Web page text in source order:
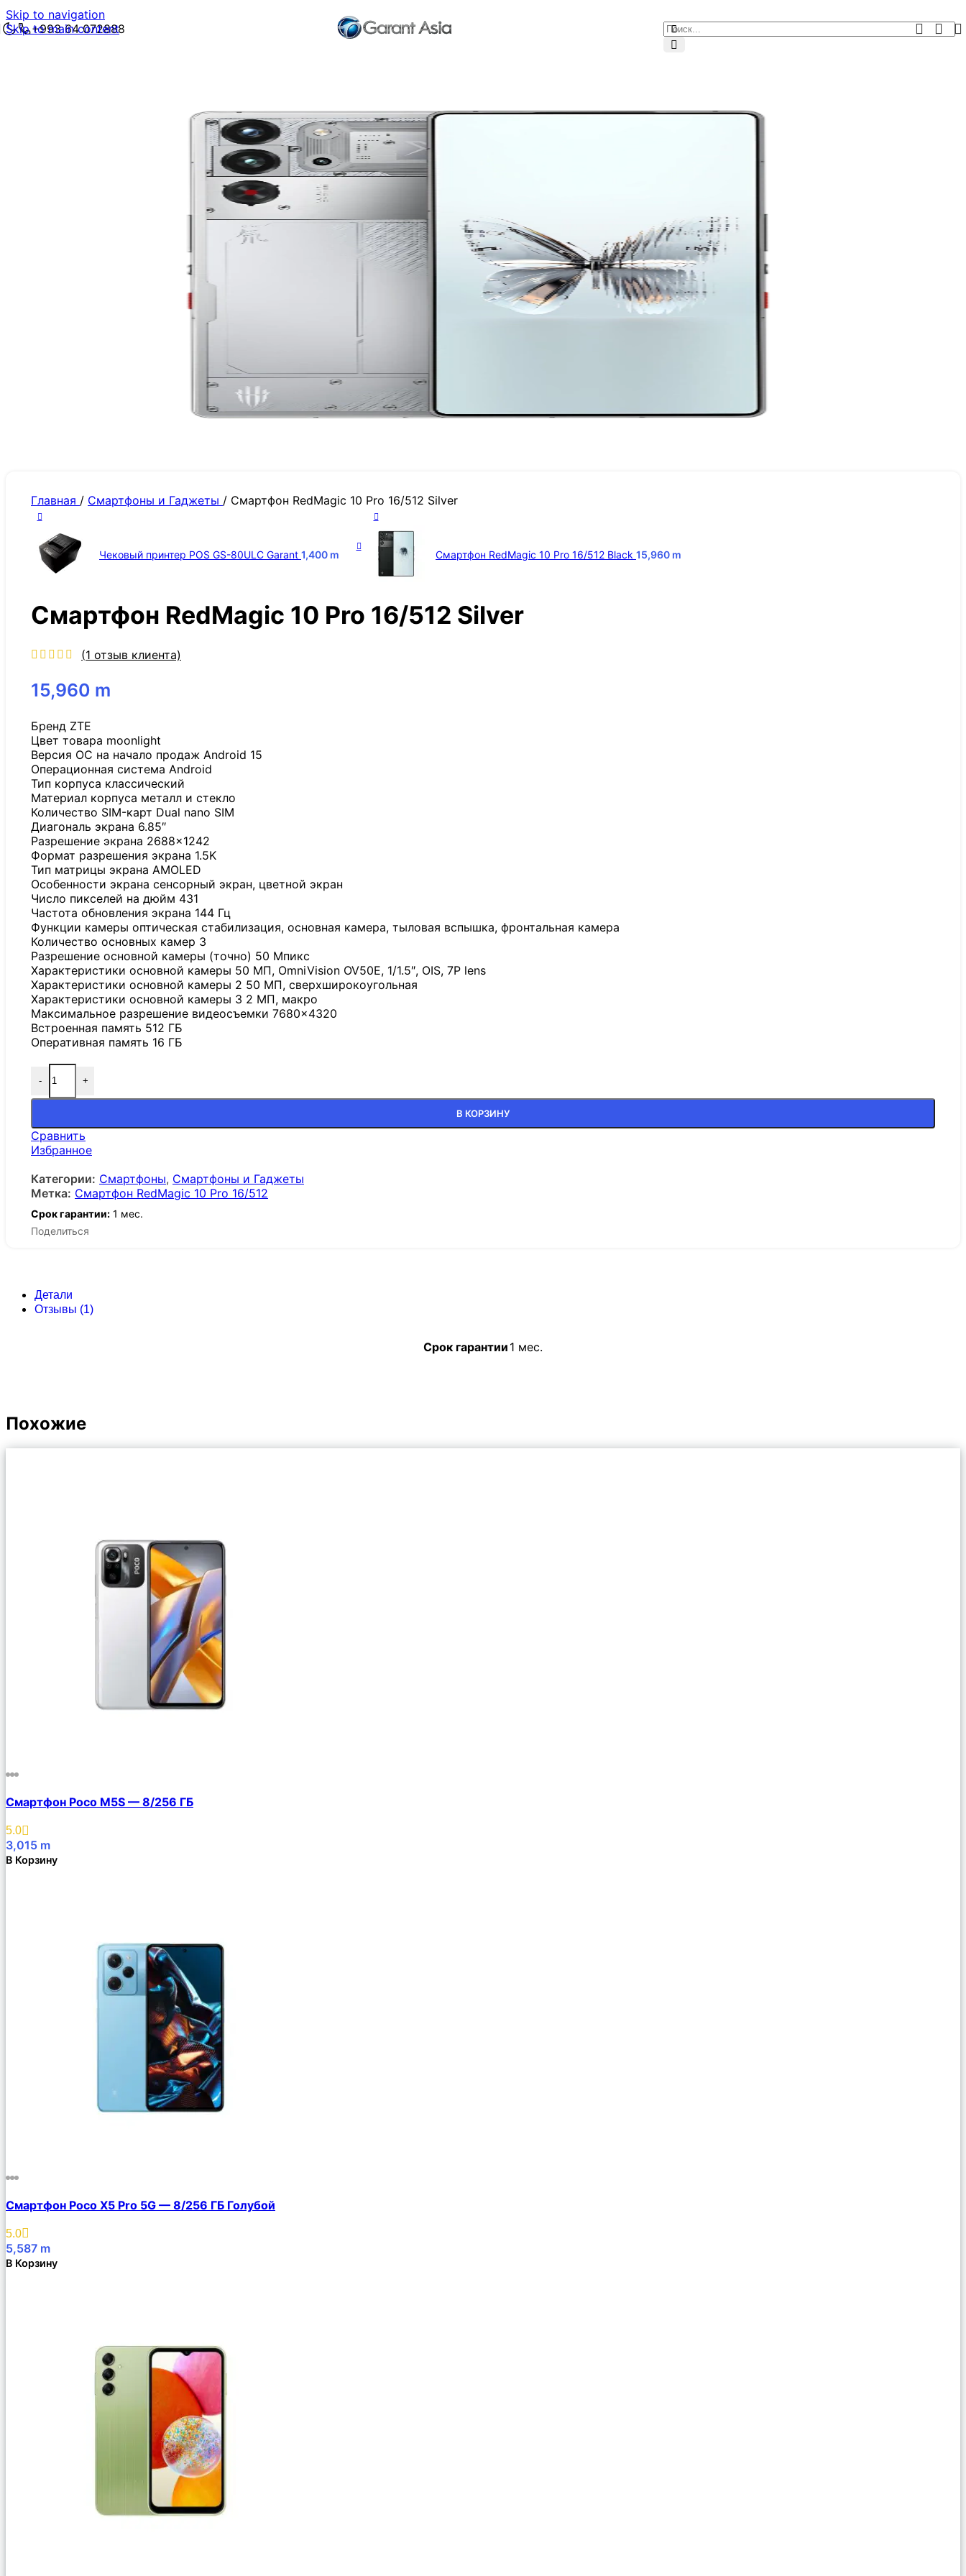
Skip to navigation
Skip to main content
+993 64 072888
Главная / Смартфоны и Гаджеты / Смартфон RedMagic 10 Pro 16/512 Silver
Чековый принтер POS GS-80ULC Garant 1,400 m Смартфон RedMagic 10 Pro 16/512 Black 15,960 m
Смартфон RedMagic 10 Pro 16/512 Silver
(1 отзыв клиента)
15,960 m
Бренд ZTE
Цвет товара moonlight
Версия ОС на начало продаж Android 15
Операционная система Android
Тип корпуса классический
Материал корпуса металл и стекло
Количество SIM-карт Dual nano SIM
Диагональ экрана 6.85″
Разрешение экрана 2688×1242
Формат разрешения экрана 1.5K
Тип матрицы экрана AMOLED
Особенности экрана сенсорный экран, цветной экран
Число пикселей на дюйм 431
Частота обновления экрана 144 Гц
Функции камеры оптическая стабилизация, основная камера, тыловая вспышка, фронтальная камера
Количество основных камер 3
Разрешение основной камеры (точно) 50 Мпикс
Характеристики основной камеры 50 МП, OmniVision OV50E, 1/1.5″, OIS, 7P lens
Характеристики основной камеры 2 50 МП, сверхширокоугольная
Характеристики основной камеры 3 2 МП, макро
Максимальное разрешение видеосъемки 7680×4320
Встроенная память 512 ГБ
Оперативная память 16 ГБ
- +
В КОРЗИНУ
Сравнить
Избранное
Категории: Смартфоны, Смартфоны и Гаджеты
Метка: Смартфон RedMagic 10 Pro 16/512
Срок гарантии: 1 мес.
Поделиться
Детали
Отзывы (1)
Срок гарантии 1 мес.
Похожие
Смартфон Poco M5S — 8/256 ГБ
5.0
3,015 m
В Корзину
Смартфон Poco X5 Pro 5G — 8/256 ГБ Голубой
5.0
5,587 m
В Корзину